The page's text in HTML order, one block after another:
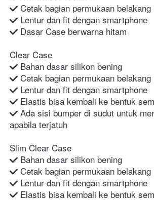
Cetak bagian permukaan belakang
Lentur dan fit dengan smartphone
Dasar Case berwarna hitam
Clear Case
Bahan dasar silikon bening
Cetak bagian permukaan belakang
Lentur dan fit dengan smartphone
Elastis bisa kembali ke bentuk
Ada sisi bumper di sudut untuk
apabila terjatuh
Slim Clear Case
Bahan dasar silikon bening
Cetak bagian permukaan belakang
Lentur dan fit dengan smartphone
Elastis bisa kembali ke bentuk